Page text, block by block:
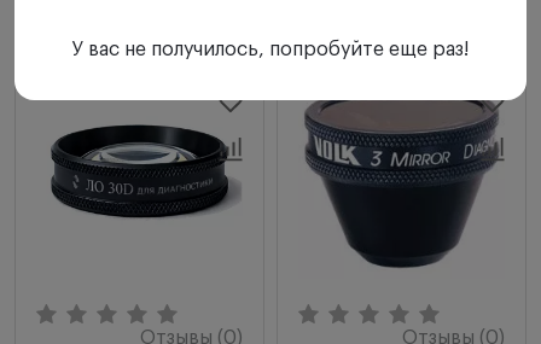
Отзывы (0) Отзывы (0)
У вас не получилось, попробуйте еще раз!